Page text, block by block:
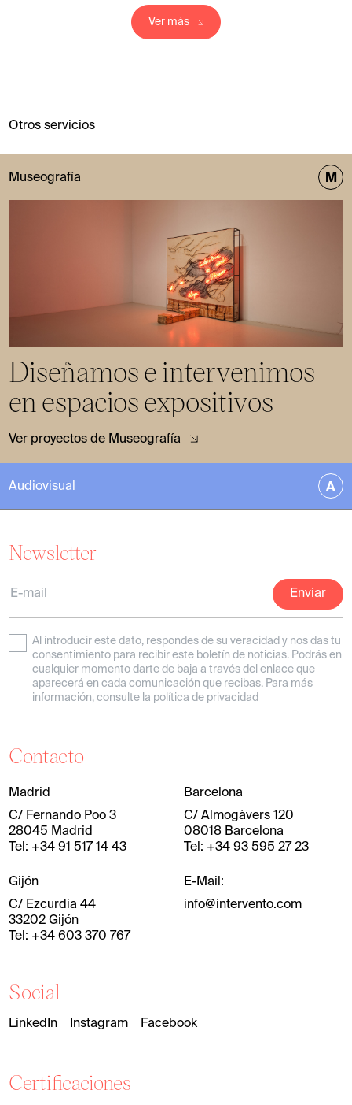
Ver más
Otros servicios
Museografía M
Diseñamos e intervenimos
en espacios expositivos
Ver proyectos de Museografía
Audiovisual A
Experiencias audiovisuales
inmersivas y artísticas
Ver proyectos de Audiovisual
Newsletter
Al introducir este dato, respondes de su veracidad y nos das tu
consentimiento para recibir este boletín de noticias. Podrás en
cualquier momento darte de baja a través del enlace que
aparecerá en cada comunicación que recibas. Para más
información, consulte la política de privacidad
Contacto
Madrid
C/ Fernando Poo 3
28045 Madrid
Tel: +34 91 517 14 43
Barcelona
C/ Almogàvers 120
08018 Barcelona
Tel: +34 93 595 27 23
Gijón
C/ Ezcurdia 44
33202 Gijón
Tel: +34 603 370 767
E-Mail:
info@intervento.com
Social
LinkedIn Instagram Facebook
Certificaciones